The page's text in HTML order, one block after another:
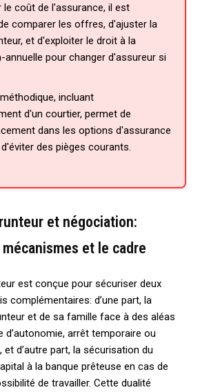
le coût de l'assurance, il est
comparer les offres, d'ajuster la
et d'exploiter le droit à la
annuelle pour changer d'assureur si
incluant
d'un courtier, permet de
dans les options d'assurance
des pièges courants.
et négociation:
et le cadre
est conçue pour sécuriser deux
complémentaires: d’une part, la
et de sa famille face à des aléas
d’autonomie, arrêt temporaire ou
et d’autre part, la sécurisation du
à la banque prêteuse en cas de
de travailler. Cette dualité